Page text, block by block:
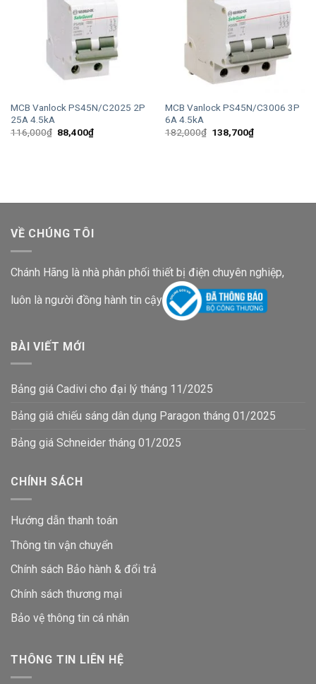
MCB Vanlock PS45N/C2025 2P
25A 4.5kA
116,000₫ Giá
gốc
88,400₫Giá
hiện
MCB Vanlock PS45N/C3006 3P
6A 4.5kA
182,000₫ Giá
138,700₫Giá
hiện
VỀ CHÚNG TÔI
Chánh Hãng là nhà phân phối thiết bị điện chuyên nghiệp,
luôn là người đồng hành tin cậy
BÀI VIẾT MỚI
Bảng giá Cadivi cho đại lý tháng 11/2025
Bảng giá chiếu sáng dân dụng Paragon tháng 01/2025
Bảng giá Schneider tháng 01/2025
CHÍNH SÁCH
Hướng dẫn thanh toán
Thông tin vận chuyển
Chính sách Bảo hành & đổi trả
Chính sách thương mại
Bảo vệ thông tin cá nhân
THÔNG TIN LIÊN HỆ